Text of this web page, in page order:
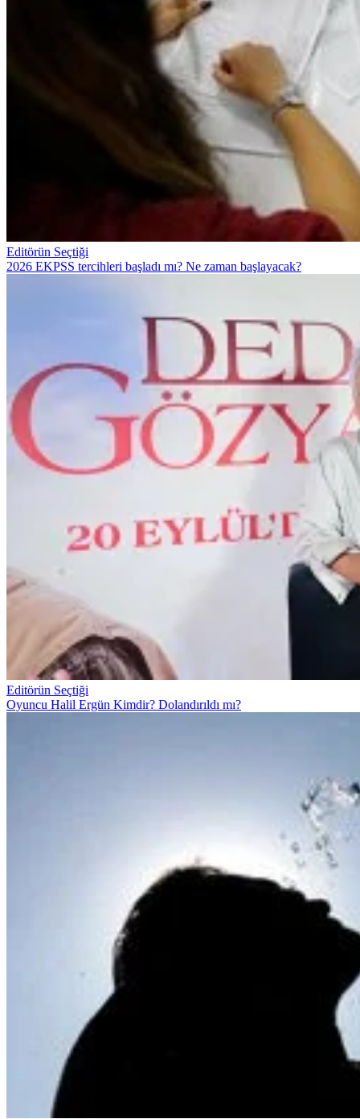
Editörün Seçtiği
2026 EKPSS tercihleri başladı mı? Ne zaman başlayacak?
Editörün Seçtiği
Oyuncu Halil Ergün Kimdir? Dolandırıldı mı?